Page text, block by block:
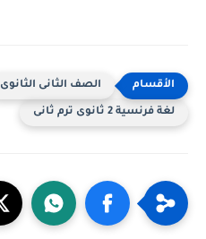
الصف الثانى الثانوى
لغة فرنسية 2 ثانوى ترم ثانى